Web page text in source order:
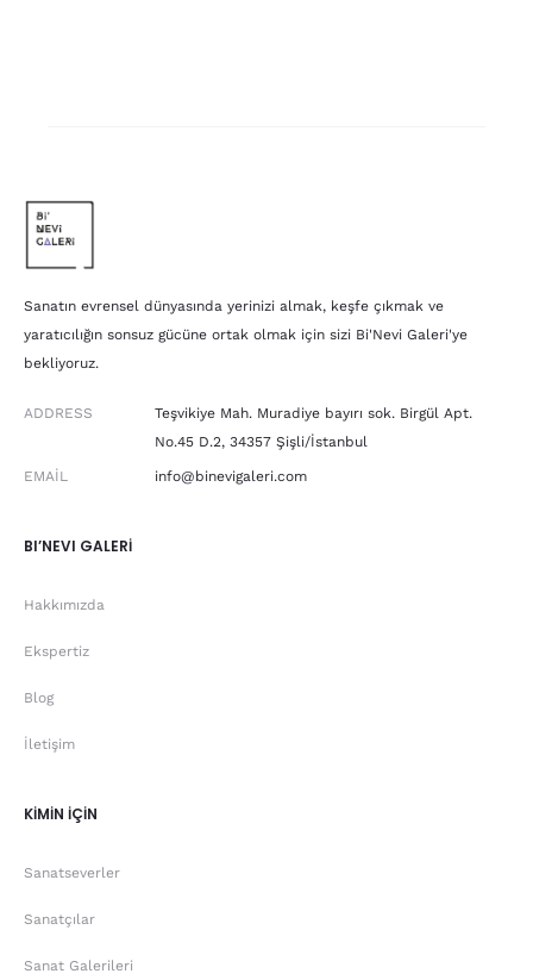
Sanatın evrensel dünyasında yerinizi almak, keşfe çıkmak ve
yaratıcılığın sonsuz gücüne ortak olmak için sizi Bi'Nevi Galeri'ye
bekliyoruz.
ADDRESS
Teşvikiye Mah. Muradiye bayırı sok. Birgül Apt.
No.45 D.2, 34357 Şişli/İstanbul
EMAIL info@binevigaleri.com
BI’NEVI GALERİ
Hakkımızda
Ekspertiz
Blog
İletişim
KİMİN İÇİN
Sanatseverler
Sanatçılar
Sanat Galerileri